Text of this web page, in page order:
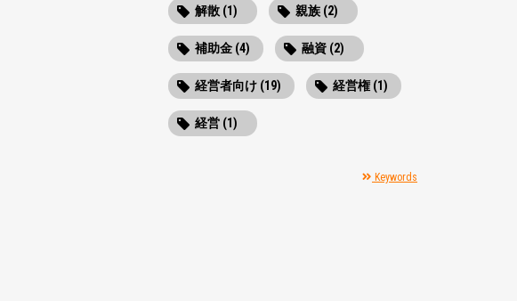
解散 (1) 親族 (2)
補助金 (4) 融資 (2)
経営者向け (19) 経営権 (1)
経営 (1)
Keywords